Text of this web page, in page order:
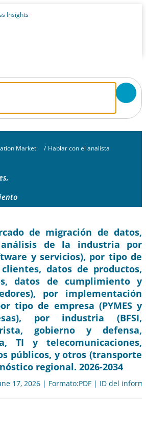
Market / Hablar con el analista
de migración de datos,
de la industria por
y servicios), por tipo de
datos de productos,
datos de cumplimiento y
por implementación
tipo de empresa (PYMES y
por industria (BFSI,
gobierno y defensa,
TI y telecomunicaciones,
públicos, y otros (transporte
regional. 2026-2034
17, 2026 | Formato:PDF | ID del